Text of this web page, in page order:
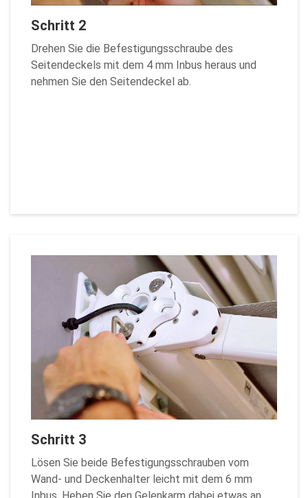
Schritt 2
Drehen Sie die Befestigungsschraube des
Seitendeckels mit dem 4 mm Inbus heraus und
nehmen Sie den Seitendeckel ab.
Schritt 3
Lösen Sie beide Befestigungsschrauben vom
Wand- und Deckenhalter leicht mit dem 6 mm